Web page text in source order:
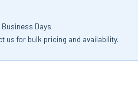
Business Days
us for bulk pricing and availability.